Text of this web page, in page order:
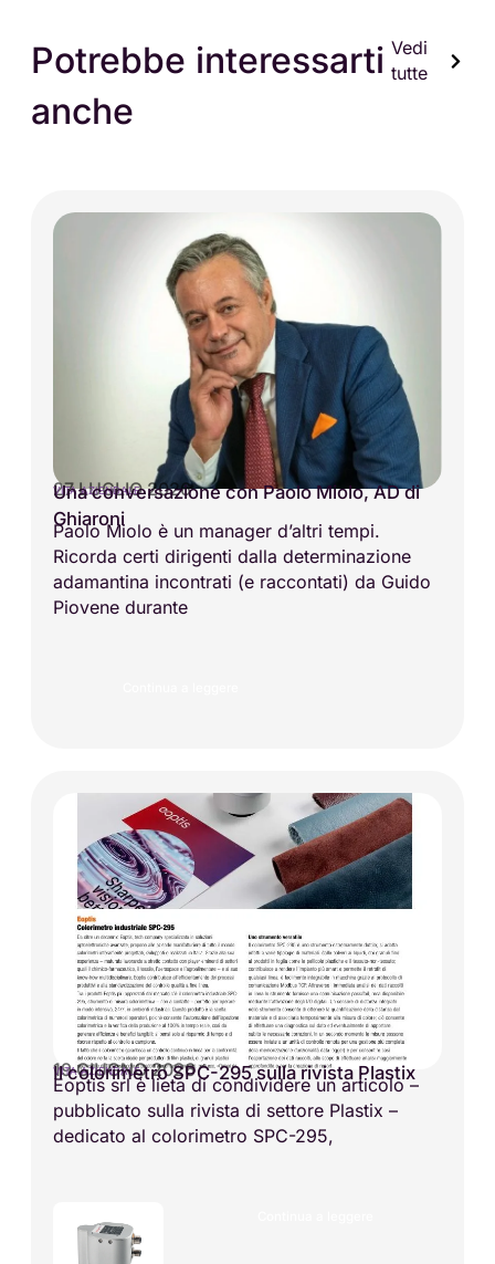
Potrebbe interessarti
anche
Vedi
tutte
27 LUGLIO 2026
VITA AZIENDALE
Una conversazione con Paolo Miolo, AD di
Ghiaroni
Paolo Miolo è un manager d’altri tempi.
Ricorda certi dirigenti dalla determinazione
adamantina incontrati (e raccontati) da Guido
Piovene durante
19 GIUGNO 2026
VITA AZIENDALE
Il colorimetro SPC-295 sulla rivista Plastix
Eoptis srl è lieta di condividere un articolo –
pubblicato sulla rivista di settore Plastix –
dedicato al colorimetro SPC-295,